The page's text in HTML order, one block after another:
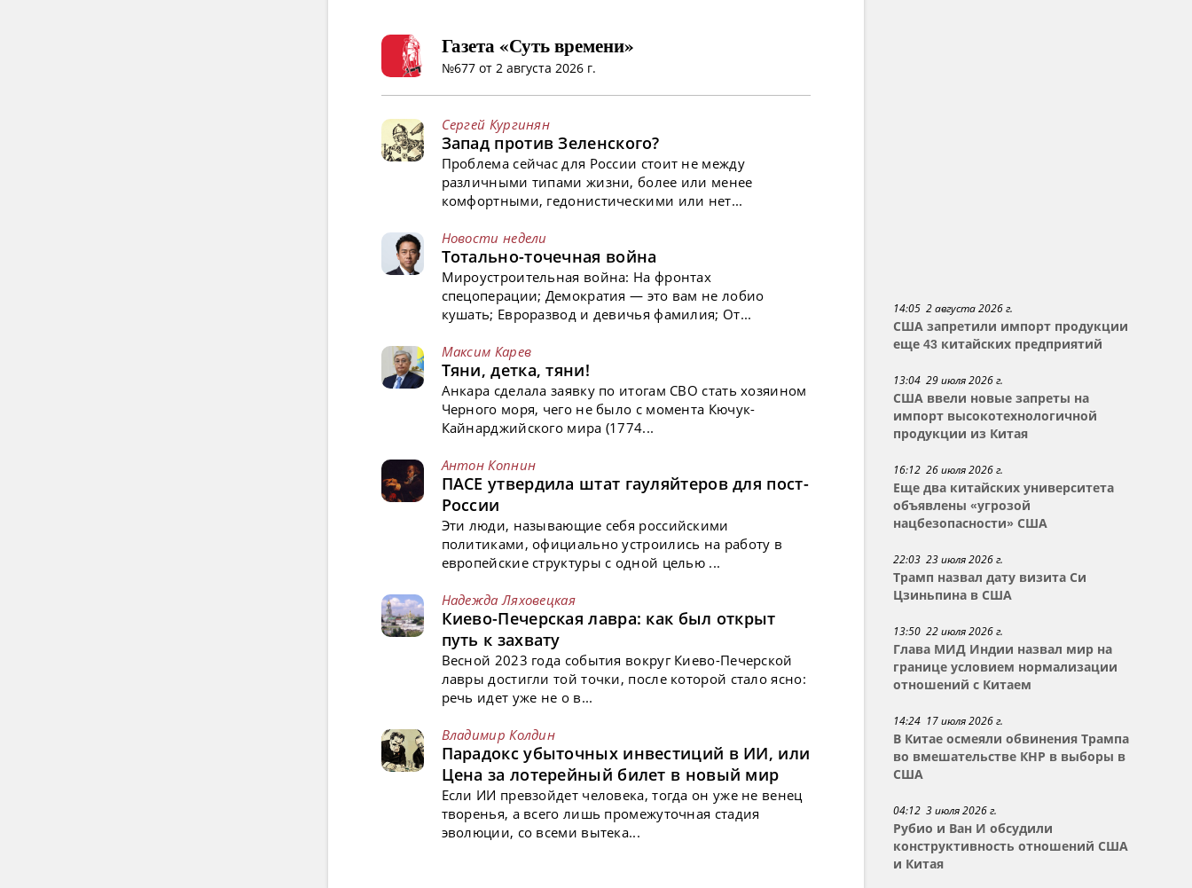
14:05 2 августа 2026 г.
США запретили импорт продукции
еще 43 китайских предприятий
13:04 29 июля 2026 г.
США ввели новые запреты на
импорт высокотехнологичной
продукции из Китая
16:12 26 июля 2026 г.
Еще два китайских университета
объявлены «угрозой
нацбезопасности» США
22:03 23 июля 2026 г.
Трамп назвал дату визита Си
Цзиньпина в США
13:50 22 июля 2026 г.
Глава МИД Индии назвал мир на
границе условием нормализации
отношений с Китаем
14:24 17 июля 2026 г.
В Китае осмеяли обвинения Трампа
во вмешательстве КНР в выборы в
США
04:12 3 июля 2026 г.
Рубио и Ван И обсудили
конструктивность отношений США
и Китая
Газета «Суть времени»
№677 от 2 августа 2026 г.
Сергей Кургинян
Запад против Зеленского?
Проблема сейчас для России стоит не между
различными типами жизни, более или менее
комфортными, гедонистическими или нет...
Новости недели
Тотально-точечная война
Мироустроительная война: На фронтах
спецоперации; Демократия — это вам не лобио
кушать; Евроразвод и девичья фамилия; От...
Максим Карев
Тяни, детка, тяни!
Анкара сделала заявку по итогам СВО стать хозяином
Черного моря, чего не было с момента Кючук-
Кайнарджийского мира (1774...
Антон Копнин
ПАСЕ утвердила штат гауляйтеров для пост-
России
Эти люди, называющие себя российскими
политиками, официально устроились на работу в
европейские структуры с одной целью ...
Надежда Ляховецкая
Киево-Печерская лавра: как был открыт
путь к захвату
Весной 2023 года события вокруг Киево-Печерской
лавры достигли той точки, после которой стало ясно:
речь идет уже не о в...
Владимир Колдин
Парадокс убыточных инвестиций в ИИ, или
Цена за лотерейный билет в новый мир
Если ИИ превзойдет человека, тогда он уже не венец
творенья, а всего лишь промежуточная стадия
эволюции, со всеми вытека...